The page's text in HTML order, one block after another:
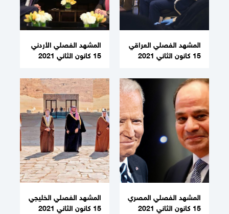
المشهد الفصلي العراقي
15 كانون الثاني 2021
المشهد الفصلي الأردني
15 كانون الثاني 2021
المشهد الفصلي المصري
15 كانون الثاني 2021
المشهد الفصلي الخليجي
15 كانون الثاني 2021